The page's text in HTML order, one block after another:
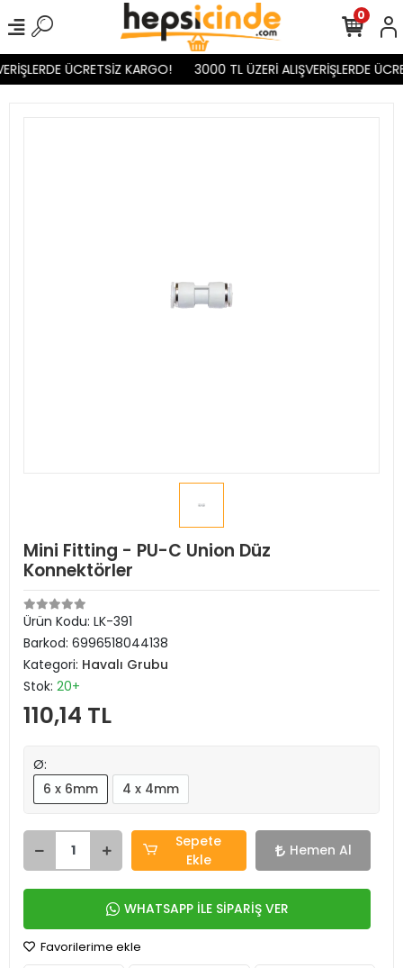
ÜCRETSİZ KARGO! 3000 TL ÜZERİ ALIŞVERİŞLERDE
0
Mini Fitting - PU-C Union Düz
Konnektörler
Ürün Kodu: LK-391
Barkod: 6996518044138
Kategori: Havalı Grubu
Stok: 20+
110,14 TL
Ø:
6 x 6mm
4 x 4mm
Sepete
Ekle
Hemen Al
WHATSAPP İLE SİPARİŞ VER
Favorilerime ekle